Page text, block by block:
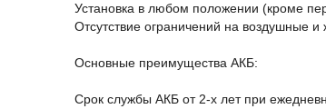
Установка в любом положении (кроме
Отсутствие ограничений на воздушные и
Основные преимущества АКБ:
Срок службы АКБ от 2-х лет при